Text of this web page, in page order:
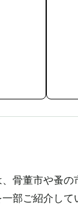
骨董市や蚤
部ご紹介して